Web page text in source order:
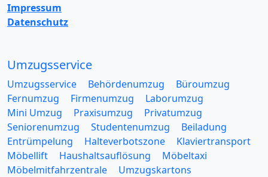
Impressum
Datenschutz
Umzugsservice
Umzugsservice Behördenumzug
Büroumzug
Fernumzug
Firmenumzug
Laborumzug
Mini Umzug
Praxisumzug
Privatumzug
Seniorenumzug
Studentenumzug
Beiladung
Entrümpelung
Halteverbotszone
Klaviertransport
Möbellift
Haushaltsauflösung
Möbeltaxi
Möbelmitfahrzentrale
Umzugskartons